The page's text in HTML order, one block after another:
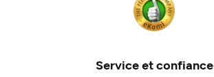
Service et confiance